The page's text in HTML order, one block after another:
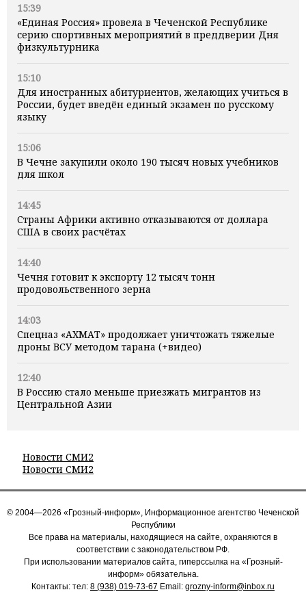
15:39
«Единая Россия» провела в Чеченской Республике
серию спортивных мероприятий в преддверии Дня
физкультурника
15:10
Для иностранных абитуриентов, желающих учиться в
России, будет введён единый экзамен по русскому
языку
15:06
В Чечне закупили около 190 тысяч новых учебников
для школ
14:45
Страны Африки активно отказываются от доллара
США в своих расчётах
14:40
Чечня готовит к экспорту 12 тысяч тонн
продовольственного зерна
14:03
Спецназ «АХМАТ» продолжает уничтожать тяжелые
дроны ВСУ методом тарана (+видео)
12:40
В Россию стало меньше приезжать мигрантов из
Центральной Азии
Новости СМИ2
Новости СМИ2
© 2004—2026 «Грозный-информ», Информационное агентство Чеченской
Республики
Все права на материалы, находящиеся на сайте, охраняются в
соответствии с законодательством РФ.
При использовании материалов сайта, гиперссылка на «Грозный-
информ» обязательна.
Контакты: тел: 8 (938) 019-73-67 Email: grozny-inform@inbox.ru